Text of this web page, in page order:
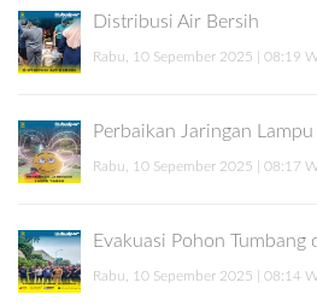
Distribusi Air Bersih
Rabu, 10 Sepember 2025 | 08:19
Perbaikan Jaringan Lampu
Rabu, 10 Sepember 2025 | 08:17
Evakuasi Pohon Tumbang
Rabu, 10 Sepember 2025 | 08:14